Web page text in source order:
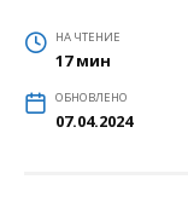
НА ЧТЕНИЕ
17 мин
ОБНОВЛЕНО
07.04.2024